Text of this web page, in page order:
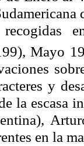
Mayo
y
la escasa
en la